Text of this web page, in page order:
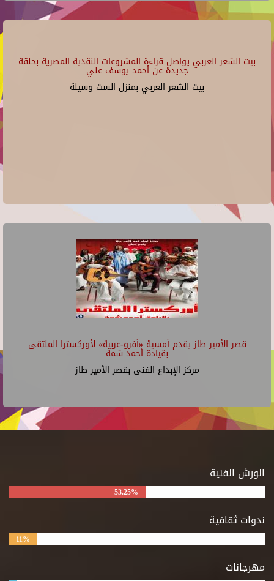
بيت الشعر العربي يواصل قراءة المشروعات النقدية المصرية بحلقة
جديدة عن أحمد يوسف علي
بيت الشعر العربي بمنزل الست وسيلة
قصر الأمير طاز يقدم أمسية «أفرو-عربية» لأوركسترا الملتقى
بقيادة أحمد شمة
مركز الإبداع الفنى بقصر الأمير طاز
الورش الفنية
53.25%
ندوات ثقافية
11%
مهرجانات